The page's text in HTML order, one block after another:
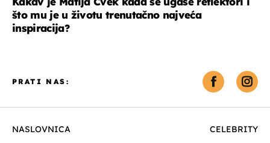
što mu je u životu trenutačno najveća
inspiracija?
NASLOVNICA
CELEBRITY
PRATI NAS: